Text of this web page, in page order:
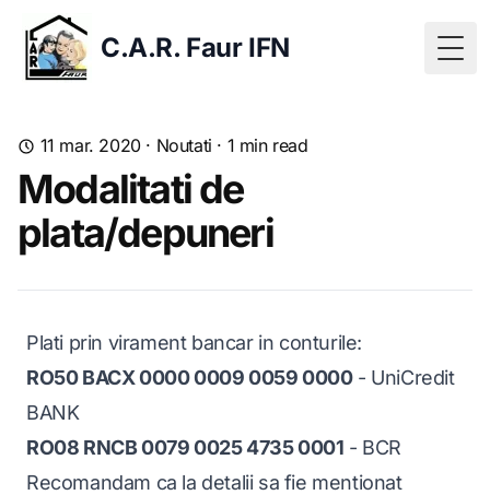
C.A.R. Faur IFN
11 mar. 2020· Noutati · 1 min read
Modalitati de
plata/depuneri
Plati prin virament bancar in conturile:
RO50 BACX 0000 0009 0059 0000- UniCredit
BANK
RO08 RNCB 0079 0025 4735 0001 - BCR
Recomandam ca la detalii sa fie mentionat